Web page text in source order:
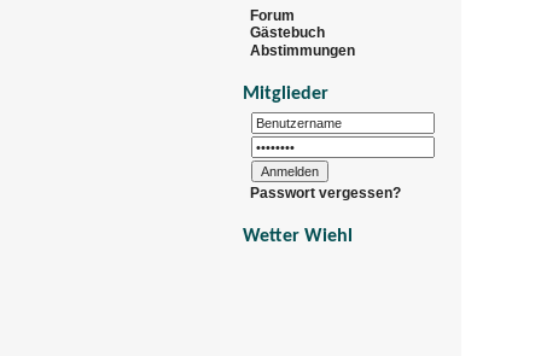
Forum
Gästebuch
Abstimmungen
Mitglieder
Passwort vergessen?
Wetter Wiehl